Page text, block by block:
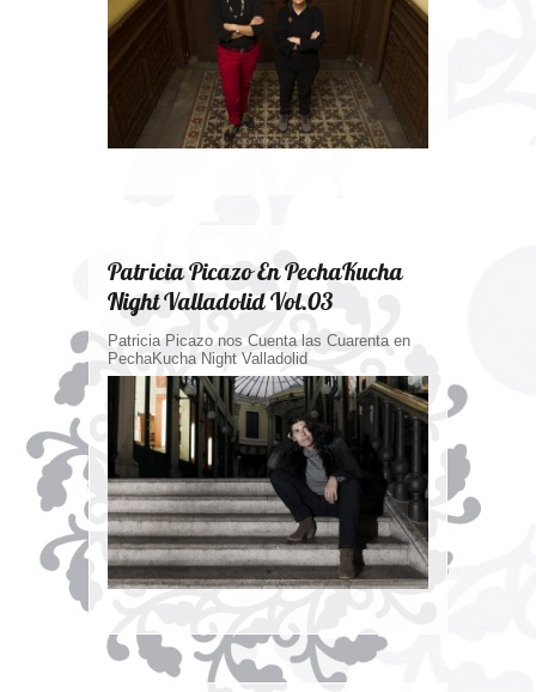
Patricia Picazo En PechaKucha
Night Valladolid Vol.03
Patricia Picazo nos Cuenta las Cuarenta en
PechaKucha Night Valladolid